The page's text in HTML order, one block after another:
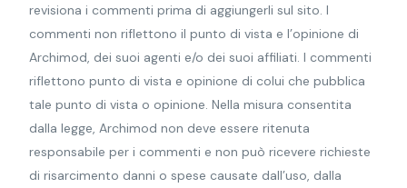
revisiona i commenti prima di aggiungerli sul sito. I
commenti non riflettono il punto di vista e l’opinione di
Archimod, dei suoi agenti e/o dei suoi affiliati. I commenti
riflettono punto di vista e opinione di colui che pubblica
tale punto di vista o opinione. Nella misura consentita
dalla legge, Archimod non deve essere ritenuta
responsabile per i commenti e non può ricevere richieste
di risarcimento danni o spese causate dall’uso, dalla